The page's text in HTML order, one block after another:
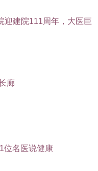
迎建院111周年，大医巨
廊
名医说健康